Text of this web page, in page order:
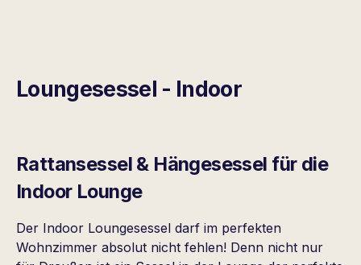
Loungesessel - Indoor
Rattansessel & Hängesessel für die
Indoor Lounge
Der Indoor Loungesessel darf im perfekten
Wohnzimmer absolut nicht fehlen! Denn nicht nur